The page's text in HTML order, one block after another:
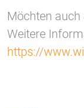
Möchten auch
Weitere
https://